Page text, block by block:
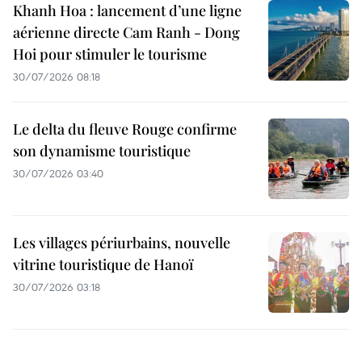
Khanh Hoa : lancement d’une ligne
aérienne directe Cam Ranh - Dong
Hoi pour stimuler le tourisme
30/07/2026 08:18
Le delta du fleuve Rouge confirme
son dynamisme touristique
30/07/2026 03:40
Les villages périurbains, nouvelle
vitrine touristique de Hanoï
30/07/2026 03:18